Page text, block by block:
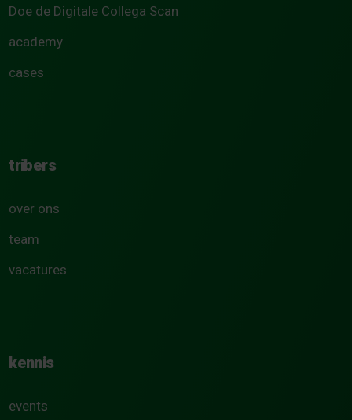
Doe de Digitale Collega Scan
academy
cases
tribers
over ons
team
vacatures
kennis
events